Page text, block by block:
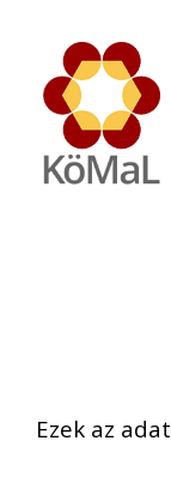
Ezek az